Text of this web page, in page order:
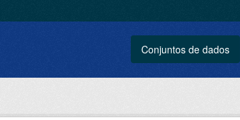
Conjuntos de dados